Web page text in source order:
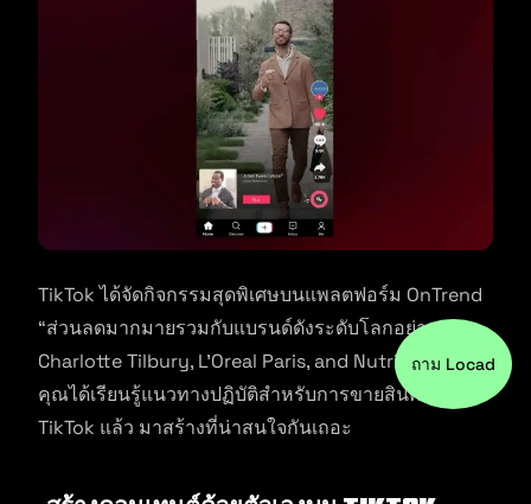
TikTok ได้จัดกิจกรรมสุดพิเศษบนแพลตฟอร์ม OnTrend
“ส่วนลดมากมายรวมกับแบรนด์ดังระดับโลกอย่าง
Charlotte Tilbury, L’Oreal Paris, and NutriBullet เมื่อ
คุณได้เรียนรู้แนวทางปฏิบัติสำหรับการขายสินค้าบน
TikTok แล้ว มาสร้างที่น่าสนใจกันเถอะ
ถาม Locad